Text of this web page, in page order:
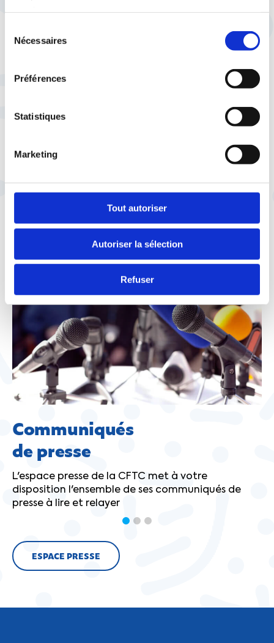
Nécessaires
Préférences
Statistiques
Marketing
Tout autoriser
Autoriser la sélection
Refuser
CONNECTONS-NOUS
Ressources média
Communiqués
de presse
L'espace presse de la CFTC met à votre
disposition l'ensemble de ses communiqués de
presse à lire et relayer
ESPACE PRESSE